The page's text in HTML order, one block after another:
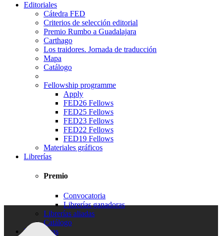
Editoriales
Cátedra FED
Criterios de selección editorial
Premio Rumbo a Guadalajara
Carthago
Los traidores. Jornada de traducción
Mapa
Catálogo
Fellowship programme
Apply
FED26 Fellows
FED25 Fellows
FED23 Fellows
FED22 Fellows
FED19 Fellows
Materiales gráficos
Librerías
Premio
Convocatoria
Librerías ganadoras
Librerías aliadas
Catálogo
Bibliotecas